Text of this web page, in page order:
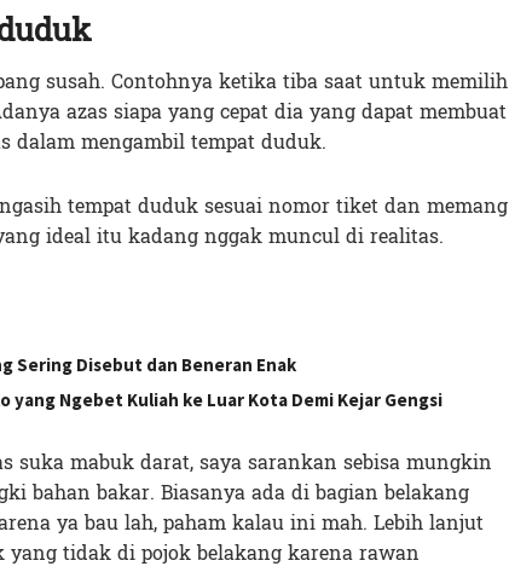
susah. Contohnya ketika tiba saat untuk memilih
azas siapa yang cepat dia yang dapat membuat
mengambil tempat duduk.
tempat duduk sesuai nomor tiket dan memang
ideal itu kadang nggak muncul di realitas.
Sering Disebut dan Beneran Enak
yang Ngebet Kuliah ke Luar Kota Demi Kejar Gengsi
suka mabuk darat, saya sarankan sebisa mungkin
bahan bakar. Biasanya ada di bagian belakang
ya bau lah, paham kalau ini mah. Lebih lanjut
tidak di pojok belakang karena rawan